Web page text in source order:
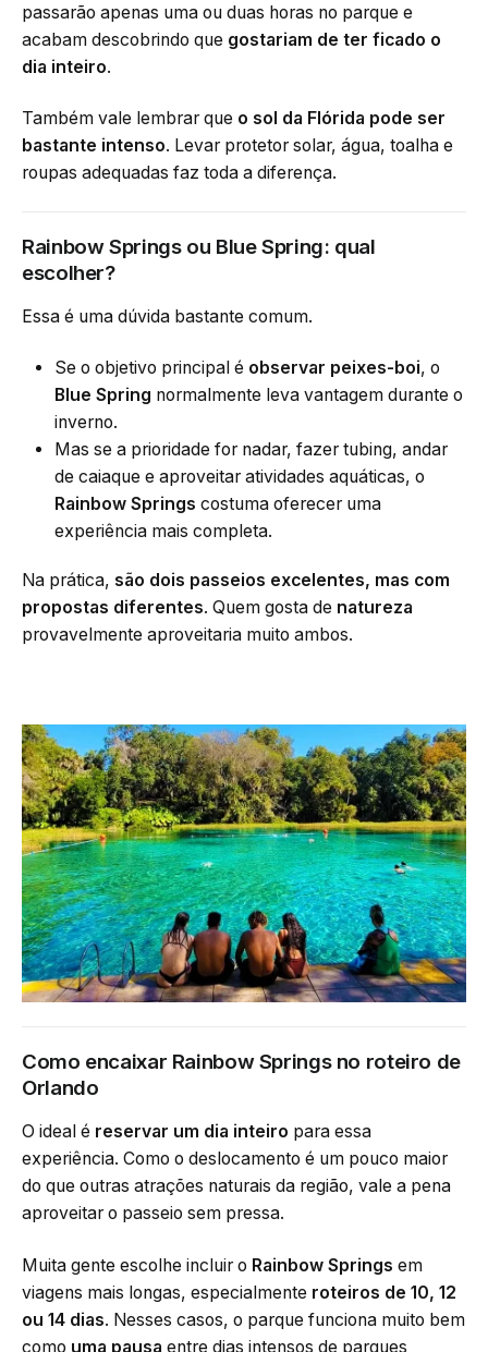
passarão apenas uma ou duas horas no parque e
acabam descobrindo que gostariam de ter ficado o
dia inteiro.
Também vale lembrar que o sol da Flórida pode ser
bastante intenso. Levar protetor solar, água, toalha e
roupas adequadas faz toda a diferença.
Rainbow Springs ou Blue Spring: qual
escolher?
Essa é uma dúvida bastante comum.
Se o objetivo principal é observar peixes-boi, o
Blue Spring normalmente leva vantagem durante o
inverno.
Mas se a prioridade for nadar, fazer tubing, andar
de caiaque e aproveitar atividades aquáticas, o
Rainbow Springs costuma oferecer uma
experiência mais completa.
Na prática, são dois passeios excelentes, mas com
propostas diferentes. Quem gosta de natureza
provavelmente aproveitaria muito ambos.
Como encaixar Rainbow Springs no roteiro de
Orlando
O ideal é reservar um dia inteiro para essa
experiência. Como o deslocamento é um pouco maior
do que outras atrações naturais da região, vale a pena
aproveitar o passeio sem pressa.
Muita gente escolhe incluir o Rainbow Springs em
viagens mais longas, especialmente roteiros de 10, 12
ou 14 dias. Nesses casos, o parque funciona muito bem
como uma pausa entre dias intensos de parques